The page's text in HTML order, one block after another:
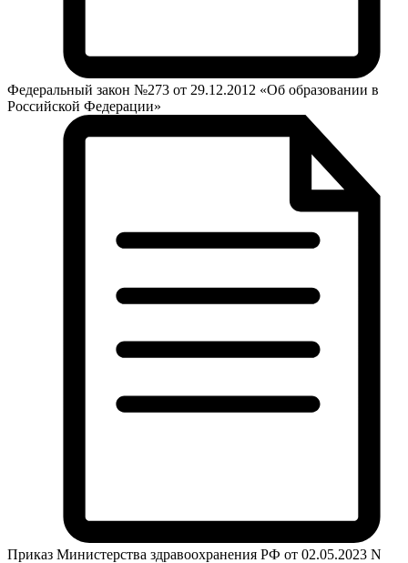
Федеральный закон №273 от 29.12.2012 «Об образовании в
Российской Федерации»
Приказ Министерства здравоохранения РФ от 02.05.2023 N